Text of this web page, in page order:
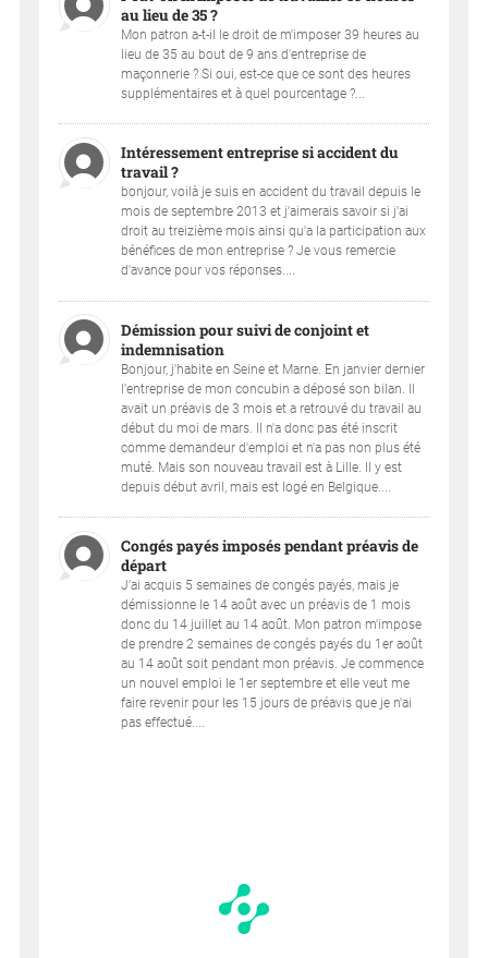
au lieu de 35 ?
Mon patron a-t-il le droit de m'imposer 39 heures au
lieu de 35 au bout de 9 ans d'entreprise de
maçonnerie ? Si oui, est-ce que ce sont des heures
supplémentaires et à quel pourcentage ?...
Intéressement entreprise si accident du
travail ?
bonjour, voilà je suis en accident du travail depuis le
mois de septembre 2013 et j'aimerais savoir si j'ai
droit au treizième mois ainsi qu'a la participation aux
bénéfices de mon entreprise ? Je vous remercie
d'avance pour vos réponses....
Démission pour suivi de conjoint et
indemnisation
Bonjour, j'habite en Seine et Marne. En janvier dernier
l'entreprise de mon concubin a déposé son bilan. Il
avait un préavis de 3 mois et a retrouvé du travail au
début du moi de mars. Il n'a donc pas été inscrit
comme demandeur d'emploi et n'a pas non plus été
muté. Mais son nouveau travail est à Lille. Il y est
depuis début avril, mais est logé en Belgique....
Congés payés imposés pendant préavis de
départ
J'ai acquis 5 semaines de congés payés, mais je
démissionne le 14 août avec un préavis de 1 mois
donc du 14 juillet au 14 août. Mon patron m'impose
de prendre 2 semaines de congés payés du 1er août
au 14 août soit pendant mon préavis. Je commence
un nouvel emploi le 1er septembre et elle veut me
faire revenir pour les 15 jours de préavis que je n'ai
pas effectué....